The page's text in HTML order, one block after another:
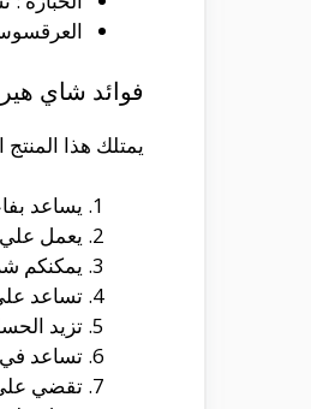
فوائد شاي
يمتلك هذا
يساعد
يعمل علي
يمكنكم
تساعد
تزيد
تساعد في
تقضي علي